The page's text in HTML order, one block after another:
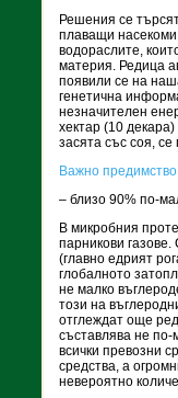
Решения се
плаващи
водораслите,
материя. Редица
появили се на
генетична
незначителен
хектар (10
засята със соя,
Важно
– близо 90% по-
В микробния
парникови
(главно едрият
глобалното
не малко
този на
отглеждат още
съставлява не
всички превозни
средства, а
невероятно